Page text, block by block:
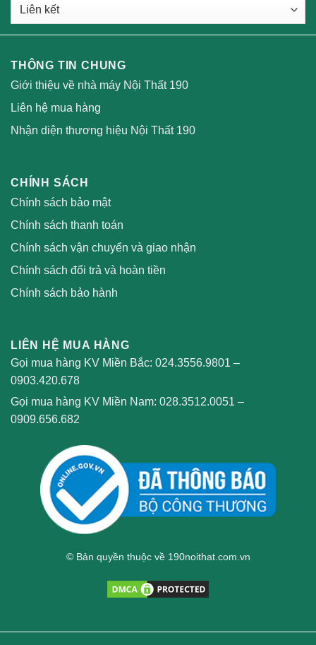
THÔNG TIN CHUNG
Giới thiệu về nhà máy Nội Thất 190
Liên hệ mua hàng
Nhận diện thương hiệu Nội Thất 190
CHÍNH SÁCH
Chính sách bảo mật
Chính sách thanh toán
Chính sách vận chuyển và giao nhận
Chính sách đổi trả và hoàn tiền
Chính sách bảo hành
LIÊN HỆ MUA HÀNG
Gọi mua hàng KV Miền Bắc: 024.3556.9801 –
0903.420.678
Gọi mua hàng KV Miền Nam: 028.3512.0051 –
0909.656.682
© Bản quyền thuộc về 190noithat.com.vn